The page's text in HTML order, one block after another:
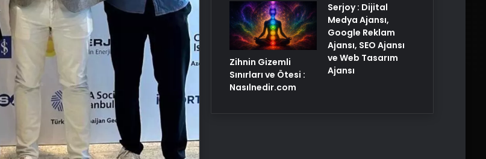
Zihnin Gizemli
Sınırları ve Ötesi :
Nasılnedir.com
Serjoy : Dijital
Medya Ajansı,
Google Reklam
Ajansı, SEO Ajansı
ve Web Tasarım
Ajansı